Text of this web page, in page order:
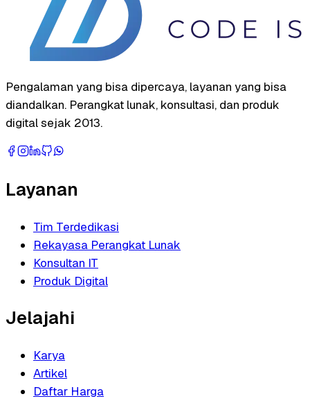
Pengalaman yang bisa dipercaya, layanan yang bisa
diandalkan. Perangkat lunak, konsultasi, dan produk
digital sejak 2013.
Layanan
Tim Terdedikasi
Rekayasa Perangkat Lunak
Konsultan IT
Produk Digital
Jelajahi
Karya
Artikel
Daftar Harga